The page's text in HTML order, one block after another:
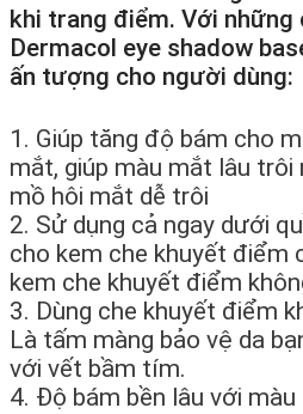
khi trang điểm. Với
Dermacol eye shadow
ấn tượng cho người dùng:
1. Giúp tăng độ bám cho
mắt, giúp màu mắt lâu trôi
mồ hôi mắt dễ trôi
2. Sử dụng cả ngay dưới
cho kem che khuyết điểm
kem che khuyết điểm
3. Dùng che khuyết điểm
Là tấm màng bảo vệ da
với vết bầm tím.
4. Độ bám bền lâu với